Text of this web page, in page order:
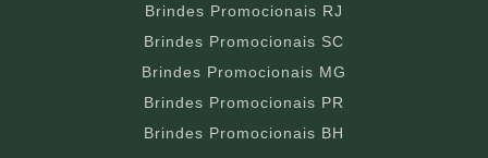
Brindes Promocionais RJ
Brindes Promocionais SC
Brindes Promocionais MG
Brindes Promocionais PR
Brindes Promocionais BH